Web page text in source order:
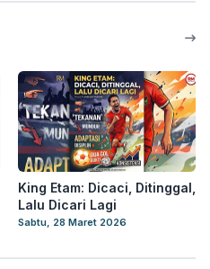
King Etam: Dicaci, Ditinggal,
Lalu Dicari Lagi
Sabtu, 28 Maret 2026